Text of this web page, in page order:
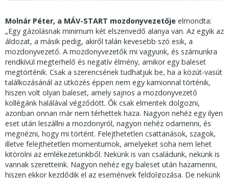
Molnár Péter, a MÁV-START mozdonyvezetője elmondta:
„Egy gázolásnak minimum két elszenvedő alanya van. Az egyik az
áldozat, a másik pedig, akiről talán kevesebb szó esik, a
mozdonyvezető. A mozdonyvezetők mi vagyunk, és számunkra
rendkívül megterhelő és negatív élmény, amikor egy baleset
megtörténik. Csak a szerencsének tudhatjuk be, ha a közút-vasút
találkozásánál az ütközés éppen nem egy kamionnal történik,
hiszen volt olyan baleset, amely sajnos a mozdonyvezető
kollégánk halálával végződött. Ők csak elmentek dolgozni,
azonban onnan már nem térhettek haza. Nagyon nehéz egy ilyen
eset után leszállni a mozdonyról, nagyon nehéz odamenni, és
megnézni, hogy mi történt. Felejthetetlen csattanások, szagok,
illetve felejthetetlen momentumok, amelyeket soha nem lehet
kitörölni az emlékezetünkből. Nekünk is van családunk, nekünk is
vannak szeretteink. Nagyon nehéz egy baleset után hazamenni,
hiszen ekkor kezdődik el az események feldolgozása. De nekünk